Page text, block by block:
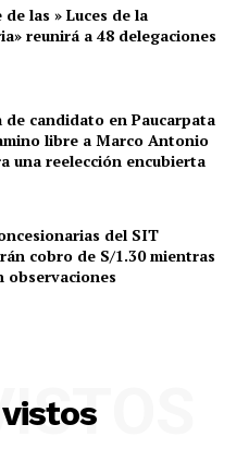
de las » Luces de la
reunirá a 48 delegaciones
de candidato en Paucarpata
libre a Marco Antonio
una reelección encubierta
del SIT
cobro de S/1.30 mientras
observaciones